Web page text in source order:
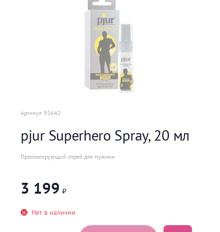
Артикул 92642
pjur Superhero Spray, 20 мл
Пролонгирующий спрей для мужчин
3 199 ₽
Нет в наличии